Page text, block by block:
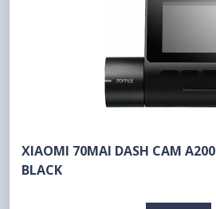
XIAOMI 70MAI DASH CAM A200
BLACK